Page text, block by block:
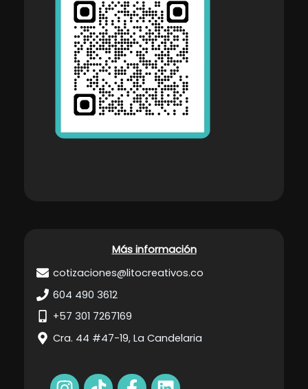
Más información
cotizaciones@litocreativos.co
604 490 3612
+57 301 7267169
Cra. 44 #47-19, La Candelaria